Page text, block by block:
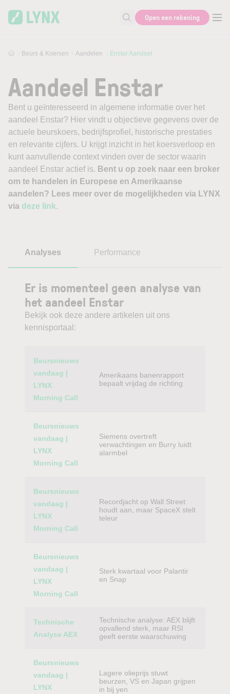
Zoek naar informatie
Open een rekening
Beurs & Koersen Aandelen Enstar Aandeel
Aandeel Enstar
Bent u geïnteresseerd in algemene informatie over het
aandeel Enstar? Hier vindt u objectieve gegevens over de
actuele beurskoers, bedrijfsprofiel, historische prestaties
en relevante cijfers. U krijgt inzicht in het koersverloop en
kunt aanvullende context vinden over de sector waarin
aandeel Enstar actief is. Bent u op zoek naar een broker
om te handelen in Europese en Amerikaanse
aandelen? Lees meer over de mogelijkheden via LYNX
via deze link.
Analyses Performance
Er is momenteel geen analyse van
het aandeel Enstar
Bekijk ook deze andere artikelen uit ons
kennisportaal:
Category
Beursnieuws
vandaag |
LYNX
Morning Call
Amerikaans banenrapport
bepaalt vrijdag de richting
Beursnieuws
vandaag |
LYNX
Morning Call
Siemens overtreft
verwachtingen en Burry luidt
alarmbel
Beursnieuws
vandaag |
LYNX
Morning Call
Recordjacht op Wall Street
houdt aan, maar SpaceX stelt
teleur
Beursnieuws
vandaag |
LYNX
Morning Call
Sterk kwartaal voor Palantir
en Snap
Technische
Analyse AEX
Technische analyse: AEX blijft
opvallend sterk, maar RSI
geeft eerste waarschuwing
Beursnieuws
vandaag |
LYNX
Lagere olieprijs stuwt
beurzen, VS en Japan grijpen
in bij yen